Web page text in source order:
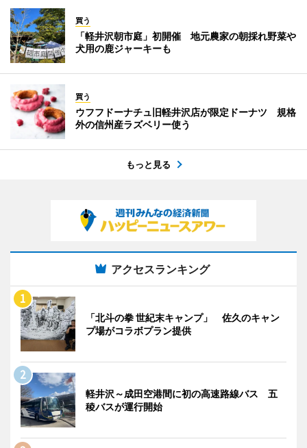
買う
「軽井沢朝市庭」初開催 地元農家の朝採れ野菜や
犬用の鹿ジャーキーも
買う
ウフフドーナチュ旧軽井沢店が限定ドーナツ 規格
外の信州産ラズベリー使う
もっと見る
アクセスランキング
「北斗の拳 世紀末キャンプ」 佐久のキャン
プ場がコラボプラン提供
軽井沢～成田空港間に初の高速路線バス 五
稜バスが運行開始